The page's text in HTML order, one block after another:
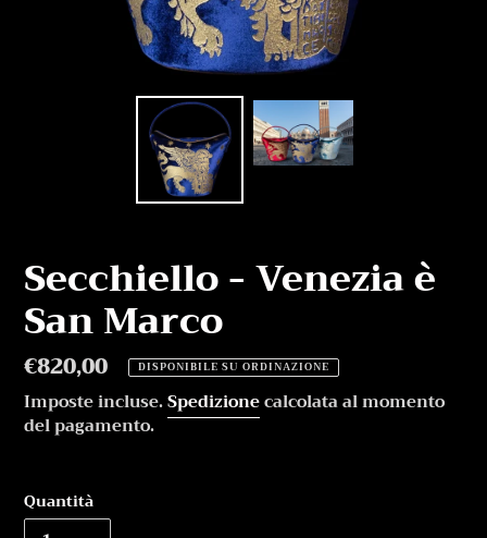
Secchiello - Venezia è
San Marco
Prezzo
di
listino
€820,00 DISPONIBILE SU ORDINAZIONE
Imposte incluse.Spedizionecalcolata al momento
del pagamento.
Quantità